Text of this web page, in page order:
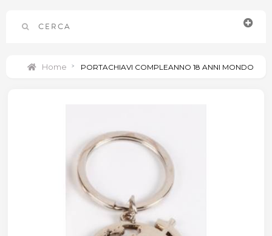
CERCA
Home > PORTACHIAVI COMPLEANNO 18 ANNI MONDO